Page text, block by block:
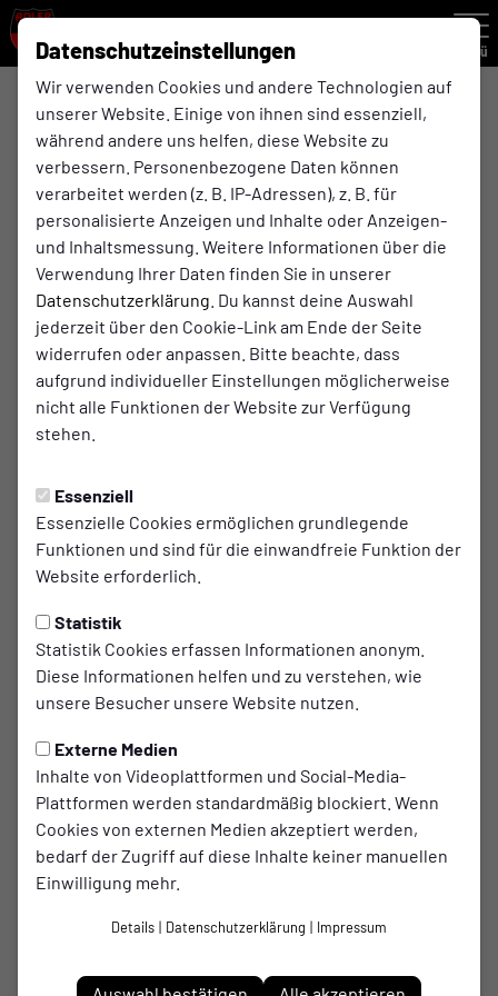
Datenschutzeinstellungen
Wir verwenden Cookies und andere Technologien auf
unserer Website. Einige von ihnen sind essenziell,
während andere uns helfen, diese Website zu
verbessern. Personenbezogene Daten können
verarbeitet werden (z. B. IP-Adressen), z. B. für
personalisierte Anzeigen und Inhalte oder Anzeigen-
und Inhaltsmessung. Weitere Informationen über die
Verwendung Ihrer Daten finden Sie in unserer
Datenschutzerklärung . Du kannst deine Auswahl
jederzeit über den Cookie-Link am Ende der Seite
widerrufen oder anpassen. Bitte beachte, dass
aufgrund individueller Einstellungen möglicherweise
nicht alle Funktionen der Website zur Verfügung
stehen.
Essenziell
Essenzielle Cookies ermöglichen grundlegende
Funktionen und sind für die einwandfreie Funktion der
Website erforderlich.
Statistik
Statistik Cookies erfassen Informationen anonym.
Diese Informationen helfen und zu verstehen, wie
unsere Besucher unsere Website nutzen.
Externe Medien
Inhalte von Videoplattformen und Social-Media-
Plattformen werden standardmäßig blockiert. Wenn
Cookies von externen Medien akzeptiert werden,
bedarf der Zugriff auf diese Inhalte keiner manuellen
Einwilligung mehr.
Details | Datenschutzerklärung | Impressum
Menü
Kreisliga A
1. Mannschaft
Übersicht Kader Funktionsteam Spielplan und
Funktionsteam
Trainer
Alexader
Goronczy
Co-Trainer
Marvin
Schulz